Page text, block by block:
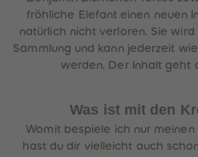
fröhliche Elefant einen neuen
natürlich nicht verloren. Sie
Sammlung und kann jederzeit
werden. Der Inhalt geht
Was ist mit den
Womit bespiele ich nur meinen
hast du dir vielleicht auch